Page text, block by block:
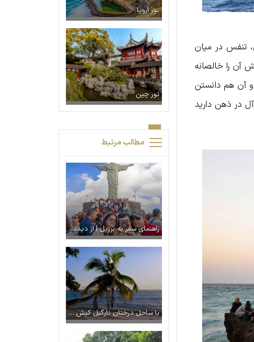
تنفس در میان
آن را خالصانه
و آن هم دانستن
در ذهن دارید
تور اروپا
تور چین
مطالب مرتبط
راهنمای سفر به برزیل | از دیدنی ها تا هزینه سفر
با ساحل درختان نارگیل کیش آشنا شوید